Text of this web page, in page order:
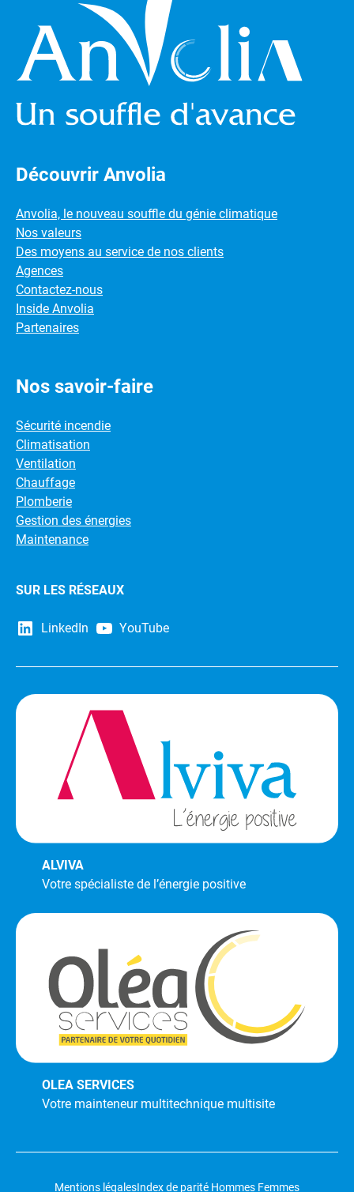
Découvrir Anvolia
Anvolia, le nouveau souffle du génie climatique
Nos valeurs
Des moyens au service de nos clients
Agences
Contactez-nous
Inside Anvolia
Partenaires
Nos savoir-faire
Sécurité incendie
Climatisation
Ventilation
Chauffage
Plomberie
Gestion des énergies
Maintenance
SUR LES RÉSEAUX
LinkedIn YouTube
ALVIVA
Votre spécialiste de l’énergie positive
OLEA SERVICES
Votre mainteneur multitechnique multisite
Mentions légalesIndex de parité Hommes Femmes